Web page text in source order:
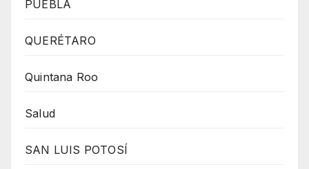
PUEBLA
QUERÉTARO
Quintana Roo
Salud
SAN LUIS POTOSÍ